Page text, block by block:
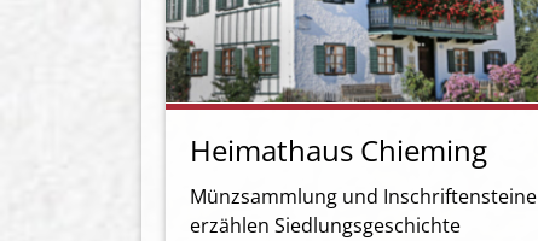
Heimathaus Chieming
Münzsammlung und Inschriftensteine
erzählen Siedlungsgeschichte